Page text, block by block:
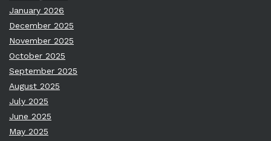
January 2026
December 2025
November 2025
October 2025
September 2025
August 2025
July 2025
June 2025
May 2025